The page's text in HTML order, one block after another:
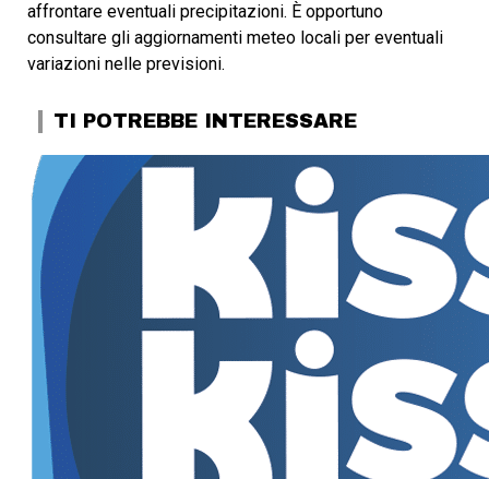
affrontare eventuali precipitazioni. È opportuno
consultare gli aggiornamenti meteo locali per eventuali
variazioni nelle previsioni.
TI POTREBBE INTERESSARE